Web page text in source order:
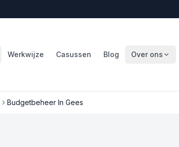
Werkwijze Casussen Blog Over ons
Budgetbeheer In Gees